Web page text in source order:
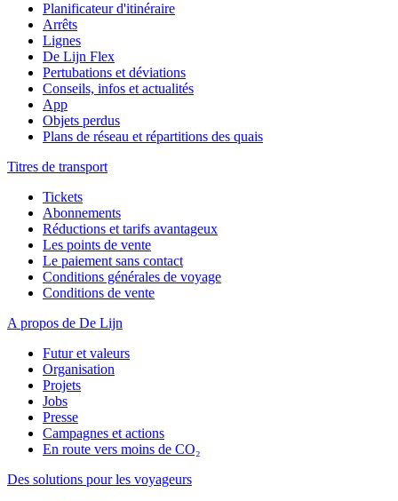
Planificateur d'itinéraire
Arrêts
Lignes
De Lijn Flex
Pertubations et déviations
Conseils, infos et actualités
App
Objets perdus
Plans de réseau et répartitions des quais
Titres de transport
Tickets
Abonnements
Réductions et tarifs avantageux
Les points de vente
Le paiement sans contact
Conditions générales de voyage
Conditions de vente
A propos de De Lijn
Futur et valeurs
Organisation
Projets
Jobs
Presse
Campagnes et actions
En route vers moins de CO₂
Des solutions pour les voyageurs